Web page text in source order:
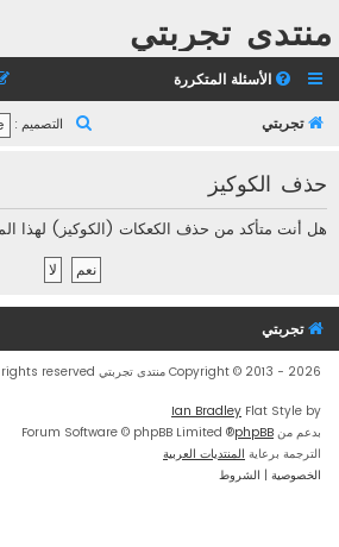
منتدى تجربتي
الأسئلة المتكررة
تجربتي التصميم :
حذف الكوكيز
هل أنت متأكد من حذف الكعكات (الكوكيز) لهذا
تجربتي
Copyright © 2013 - 2026 منتدى تجربتي All rights reserved.
Flat Style by
Ian Bradley
بدعم من phpBB
® Forum Software © phpBB Limited
الترجمة برعاية المنتديات العربية
الخصوصية | الشروط